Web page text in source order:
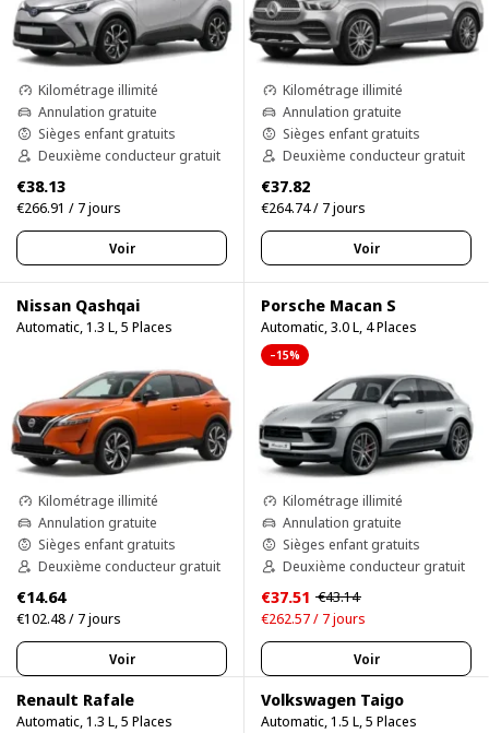
Kilométrage illimité
Annulation gratuite
Sièges enfant gratuits
Deuxième conducteur gratuit
€38.13
€266.91 / 7 jours
Voir
Kilométrage illimité
Annulation gratuite
Sièges enfant gratuits
Deuxième conducteur gratuit
€37.82
€264.74 / 7 jours
Voir
Nissan Qashqai
Automatic, 1.3 L, 5 Places
Kilométrage illimité
Annulation gratuite
Sièges enfant gratuits
Deuxième conducteur gratuit
€14.64
€102.48 / 7 jours
Voir
Porsche Macan S
Automatic, 3.0 L, 4 Places
–15%
Kilométrage illimité
Annulation gratuite
Sièges enfant gratuits
Deuxième conducteur gratuit
€37.51 €43.14
€262.57 / 7 jours
Voir
Renault Rafale
Automatic, 1.3 L, 5 Places
Volkswagen Taigo
Automatic, 1.5 L, 5 Places